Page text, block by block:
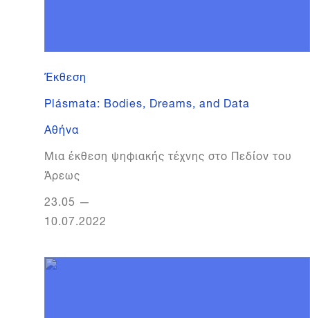
Έκθεση
Plásmata: Bodies, Dreams, and Data
Αθήνα
Mια έκθεση ψηφιακής τέχνης στο Πεδίον του
Άρεως
23.05 —
10.07.2022